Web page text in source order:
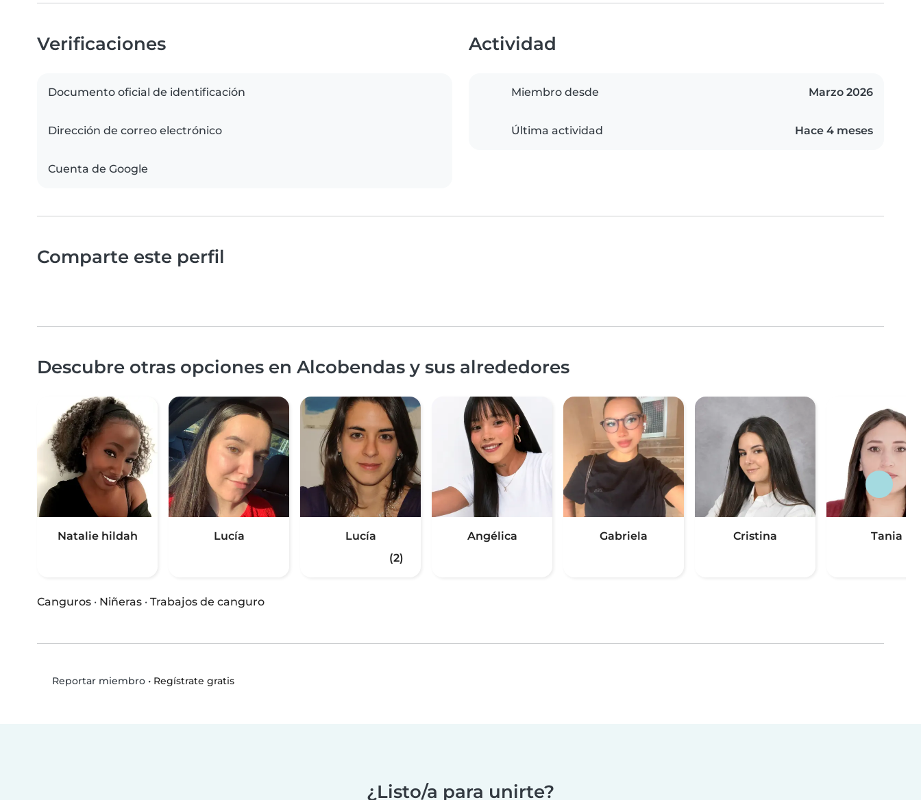
Verificaciones
Documento oficial de identificación
Dirección de correo electrónico
Cuenta de Google
Actividad
Miembro desde Marzo 2026
Última actividad Hace 4 meses
Comparte este perfil
Descubre otras opciones en Alcobendas y sus alrededores
Natalie hildah Lucía
Lucía
(2)
Angélica Gabriela Cristina Tania
Canguros · Niñeras · Trabajos de canguro
Reportar miembro• Regístrate gratis
¿Listo/a para unirte?